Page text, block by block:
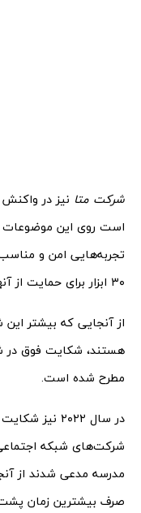
شرکت متا نیز در
است روی این موضوعات
تجربه‌هایی امن و
۳۰ ابزار برای حمایت از آنها و والدین دارد.
از آنجایی که بیشتر
هستند، شکایت فوق در
مطرح شده است.
در سال ۲۰۲۲
شرکت‌های شبکه
مدرسه مدعی شدند از
صرف بیشترین زمان